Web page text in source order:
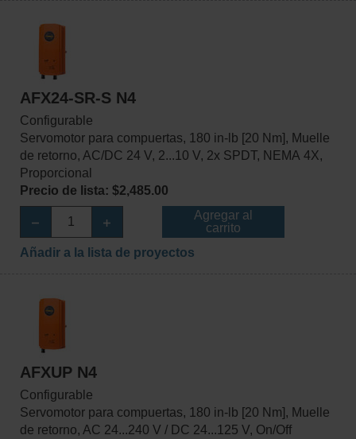
AFX24-SR-S N4
Configurable
Servomotor para compuertas, 180 in-lb [20 Nm], Muelle
de retorno, AC/DC 24 V, 2...10 V, 2x SPDT, NEMA 4X,
Proporcional
Precio de lista: $2,485.00
Agregar al
carrito
Añadir a la lista de proyectos
AFXUP N4
Configurable
Servomotor para compuertas, 180 in-lb [20 Nm], Muelle
de retorno, AC 24...240 V / DC 24...125 V, On/Off